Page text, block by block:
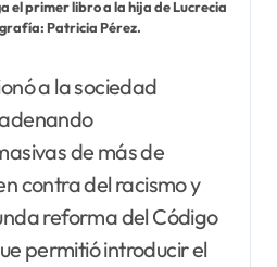
el primer libro a la hija de Lucrecia
Patricia Pérez.
a la sociedad
de más de
contra del racismo y
reforma del Código
permitió introducir el